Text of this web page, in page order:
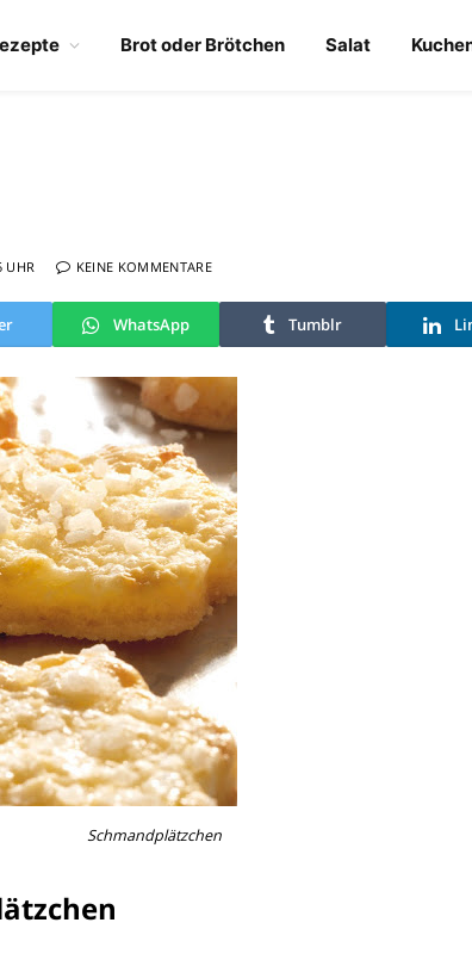
Brot oder Brötchen Salat
UHR KEINE KOMMENTARE
WhatsApp Tumblr
Schmandplätzchen